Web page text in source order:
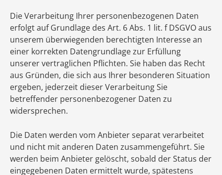
Die Verarbeitung Ihrer personenbezogenen Daten
erfolgt auf Grundlage des Art. 6 Abs. 1 lit. f DSGVO aus
unserem überwiegenden berechtigten Interesse an
einer korrekten Datengrundlage zur Erfüllung
unserer vertraglichen Pflichten. Sie haben das Recht
aus Gründen, die sich aus Ihrer besonderen Situation
ergeben, jederzeit dieser Verarbeitung Sie
betreffender personenbezogener Daten zu
widersprechen.
Die Daten werden vom Anbieter separat verarbeitet
und nicht mit anderen Daten zusammengeführt. Sie
werden beim Anbieter gelöscht, sobald der Status der
eingegebenen Daten ermittelt wurde, spätestens